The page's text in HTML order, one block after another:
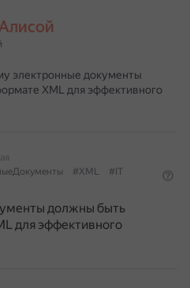
электронные документы
XML для эффективного
#XML
#IT
должны быть
для эффективного